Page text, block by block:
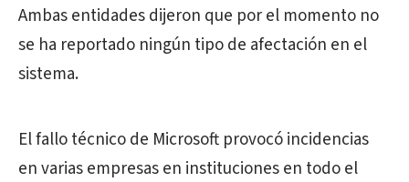
Ambas entidades dijeron que por el momento no
se ha reportado ningún tipo de afectación en el
sistema.
El fallo técnico de Microsoft provocó incidencias
en varias empresas en instituciones en todo el